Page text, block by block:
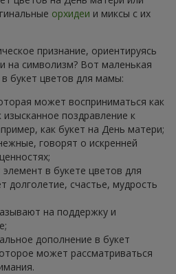
орхидеи и миксы с их
признание, ориентируясь
на символизм? Вот маленькая
букет цветов для мамы:
может восприниматься как
поздравление к
как букет на День матери;
говорят о искренней
в букете цветов для
долголетие, счастье, мудрость
на поддержку и
дополнение в букет
может рассматриваться